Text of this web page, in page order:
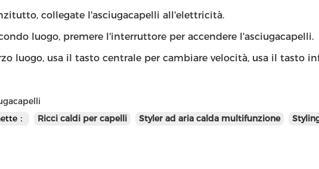
collegate l'asciugacapelli all'elettricità.
luogo, premere l'interruttore per accendere l'asciugacapelli.
luogo, usa il tasto centrale per cambiare velocità, usa il tasto
：
Ricci caldi per capelli Styler ad aria calda multifunzione